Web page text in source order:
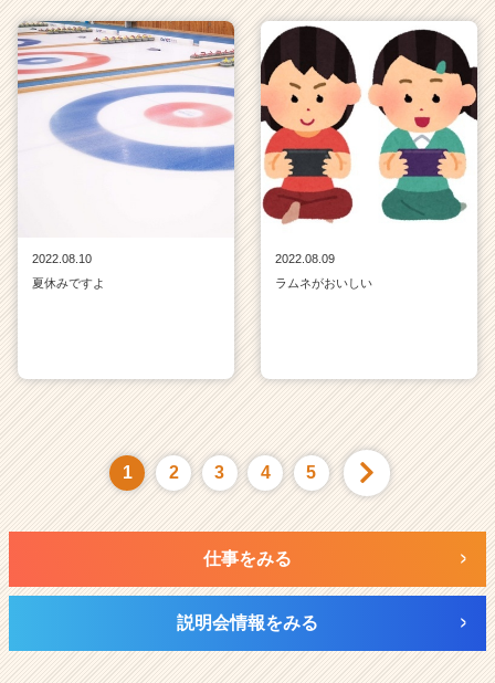
2022.08.10
夏休みですよ
2022.08.09
ラムネがおいしい
1 2 3 4 5
仕事をみる
説明会情報をみる